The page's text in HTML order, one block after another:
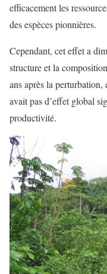
efficacement les
des espèces pionnières.
Cependant, cet effet a
structure et la
ans après la perturbation,
avait pas d’effet global
productivité.